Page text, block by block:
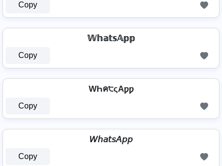
Copy
𝕎𝕙𝕒𝕥𝕤𝔸𝕡𝕡
Copy
WҺค੮ςAƿƿ
Copy
𝘞𝘩𝘢𝘵𝘴𝘈𝘱𝘱
Copy